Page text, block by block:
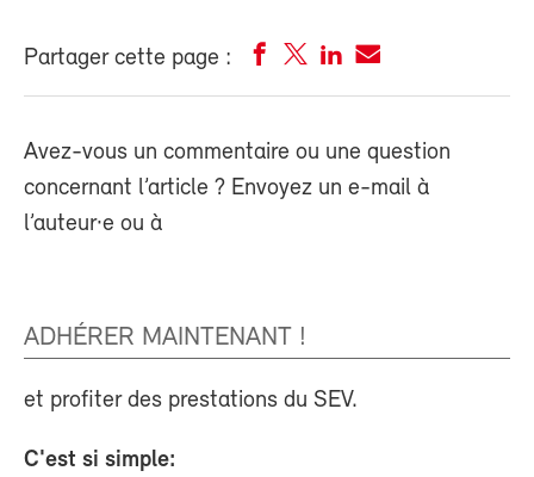
Partager cette page :
Avez-vous un commentaire ou une question
concernant l’article ? Envoyez un e-mail à
l’auteur·e ou à
ADHÉRER MAINTENANT !
et profiter des prestations du SEV.
C'est si simple: